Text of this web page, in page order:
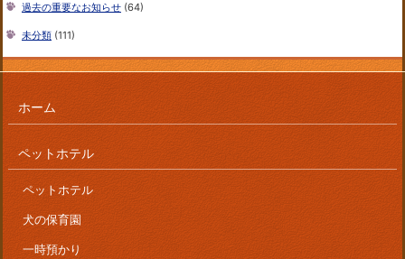
過去の重要なお知らせ (64)
未分類 (111)
ホーム
ペットホテル
ペットホテル
犬の保育園
一時預かり